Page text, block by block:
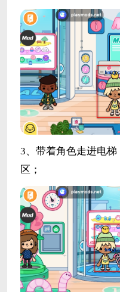
3、带着角色走进电
区；